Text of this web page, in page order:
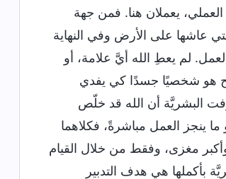
يعملان هنا. فمن جهة
عاشها على الأرض وفي النهاية
لم يعطِ الله أيَّ علامة، أو
هو شخصيًا جسدًا كي يفدي
البشريَّة أن الله قد خلّص
ينجز العمل مباشرةً، فكلاهما
مغزى، وفقط من خلال القيام
بأكملها هي هدف التدبير